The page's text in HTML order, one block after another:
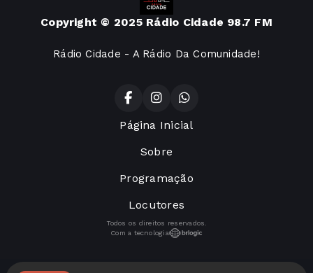
Copyright © 2025 Rádio Cidade 98.7 FM
Rádio Cidade - A Rádio Da Comunidade!
Página Inicial
Sobre
Programação
Locutores
Todos os direitos reservados.
Com a tecnologia